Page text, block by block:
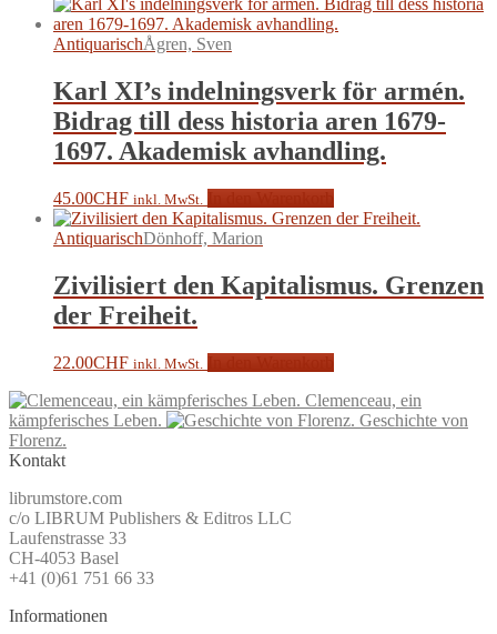
AntiquarischÅgren, Sven
Karl XI’s indelningsverk för armén.
Bidrag till dess historia aren 1679-
1697. Akademisk avhandling.
45.00CHF inkl. MwSt.
AntiquarischDönhoff, Marion
Zivilisiert den Kapitalismus. Grenzen
der Freiheit.
22.00CHF inkl. MwSt.
Clemenceau, ein
kämpferisches Leben.
Geschichte von
Florenz.
Kontakt
librumstore.com
c/o LIBRUM Publishers & Editros LLC
Laufenstrasse 33
CH-4053 Basel
+41 (0)61 751 66 33
Informationen